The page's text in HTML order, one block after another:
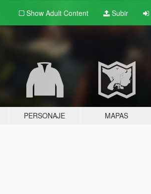
Show Adult Content Subir
PERSONAJE MAPAS